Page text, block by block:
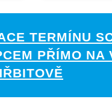
TERMÍNU
PŘÍMO NA